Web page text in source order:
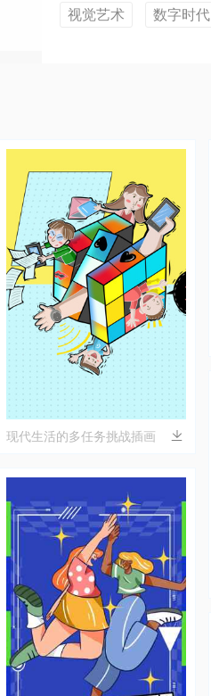
视觉艺术 数字时代
现代生活的多任务挑战插画